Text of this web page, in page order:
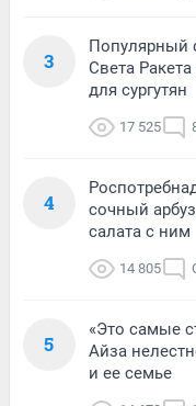
3
Популярный
Света
для сургутян
17 525
4
сочный
салата с ним
14 805
5
«Это самые
Айза
и ее семье